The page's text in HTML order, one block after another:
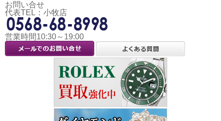
お問い合せ
代表TEL：小牧店
営業時間10:30～19:00